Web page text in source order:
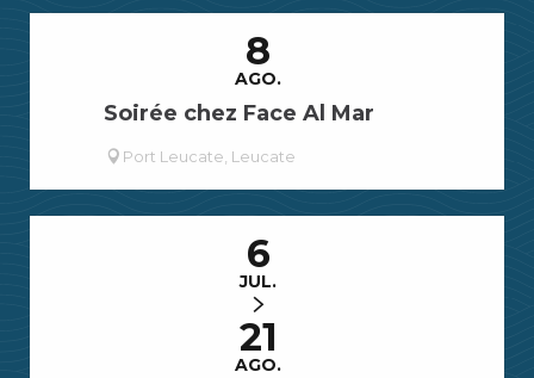
8
AGO.
Soirée chez Face Al Mar
Port Leucate, Leucate
6
JUL.
21
AGO.